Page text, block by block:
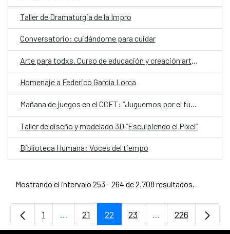
Taller de Dramaturgia de la Impro
Conversatorio: cuidándome para cuidar
Arte para todxs. Curso de educación y creación artística
Homenaje a Federico García Lorca
Mañana de juegos en el CCET: “Juguemos por el futuro”
Taller de diseño y modelado 3D “Esculpiendo el Píxel”
Biblioteca Humana: Voces del tiempo
Mostrando el intervalo 253 - 264 de 2.708 resultados.
Página
1 ...Páginas intermedias Use TAB para
Página
21 Página
22 Página
23 ...PáginasPágina
226